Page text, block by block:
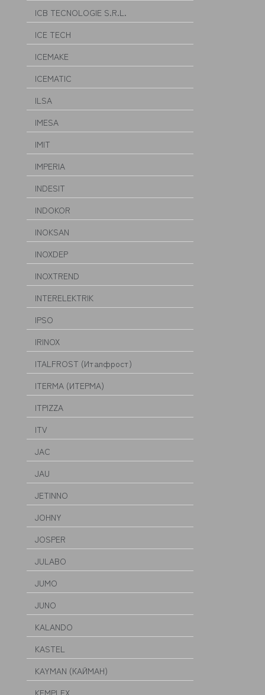
ICB TECNOLOGIE S.R.L.
ICE TECH
ICEMAKE
ICEMATIC
ILSA
IMESA
IMIT
IMPERIA
INDESIT
INDOKOR
INOKSAN
INOXDEP
INOXTREND
INTERELEKTRIK
IPSO
IRINOX
ITALFROST (Италфрост)
ITERMA (ИТЕРМА)
ITPIZZA
ITV
JAC
JAU
JETINNO
JOHNY
JOSPER
JULABO
JUMO
JUNO
KALANDO
KASTEL
KAYMAN (КАЙМАН)
KEMPLEX